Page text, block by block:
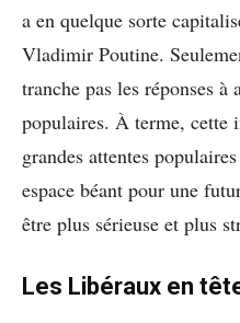
a en quelque sorte
Vladimir Poutine.
tranche pas les réponses
populaires. À terme, cette
grandes attentes
espace béant pour une
être plus sérieuse et plus
Les Libéraux en